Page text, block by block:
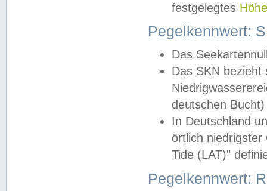
festgelegtes
Pegelkennwert:
Das
Das SKN
deutschen
In Deutschland
örtlich
Tide (LAT)"
Pegelkennwert: